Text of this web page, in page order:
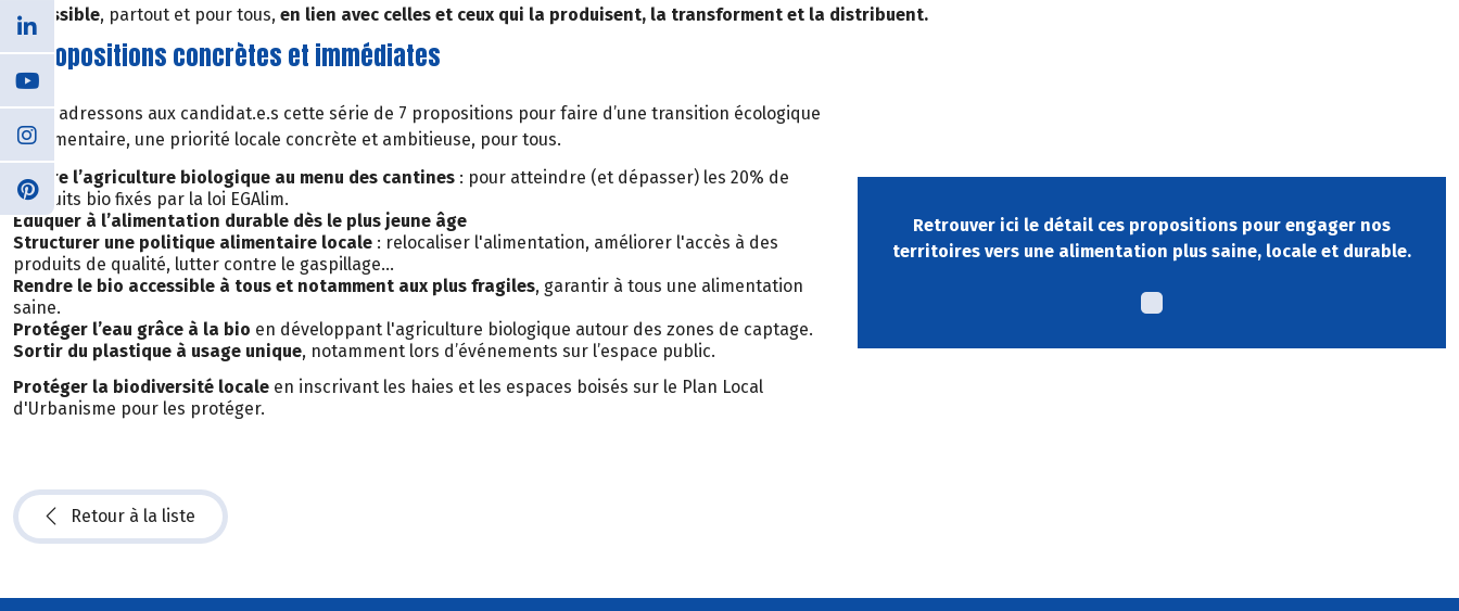
accessible, partout et pour tous, en lien avec celles et ceux qui la produisent, la transforment et la distribuent.
7 propositions concrètes et immédiates
Nous adressons aux candidat.e.s cette série de 7 propositions pour faire d’une transition écologique
et alimentaire, une priorité locale concrète et ambitieuse, pour tous.
Mettre l’agriculture biologique au menu des cantines : pour atteindre (et dépasser) les 20% de
produits bio fixés par la loi EGAlim.
Éduquer à l’alimentation durable dès le plus jeune âge
Structurer une politique alimentaire locale : relocaliser l'alimentation, améliorer l'accès à des
produits de qualité, lutter contre le gaspillage…
Rendre le bio accessible à tous et notamment aux plus fragiles, garantir à tous une alimentation
saine.
Protéger l’eau grâce à la bio en développant l'agriculture biologique autour des zones de captage.
Sortir du plastique à usage unique, notamment lors d’événements sur l’espace public.
Protéger la biodiversité locale en inscrivant les haies et les espaces boisés sur le Plan Local
d'Urbanisme pour les protéger.
Retrouver ici le détail ces propositions pour engager nos
territoires vers une alimentation plus saine, locale et durable.
Retour à la liste